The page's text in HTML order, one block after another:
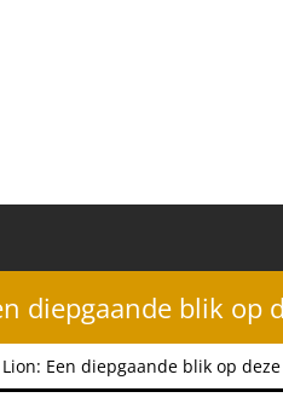
diepgaande blik op
Een diepgaande blik op